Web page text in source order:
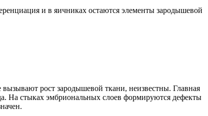
и в яичниках остаются элементы зародышевой
рост зародышевой ткани, неизвестны. Главная
На стыках эмбриональных слоев формируются дефекты